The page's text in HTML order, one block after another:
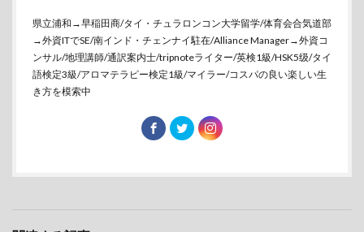
県立浦和→早稲田商/タイ・チュラロンコン大学留学/体育会合気道部
→外資ITでSE/南インド・チェンナイ駐在/Alliance Manager→外資コ
ンサル/地理講師/通訳案内士/tripnoteライター/英検1級/HSK5级/タイ
語検定3級/アロマテラピー検定1級/マイラー/コスパの良い楽しい生
き方を模索中